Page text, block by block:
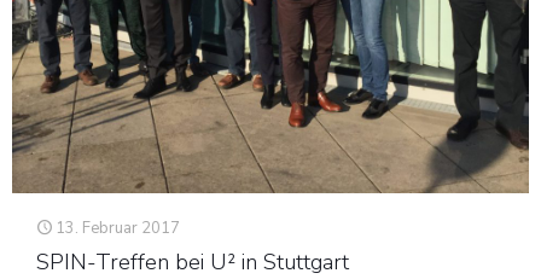
13. Februar 2017
SPIN-Treffen bei U² in Stuttgart